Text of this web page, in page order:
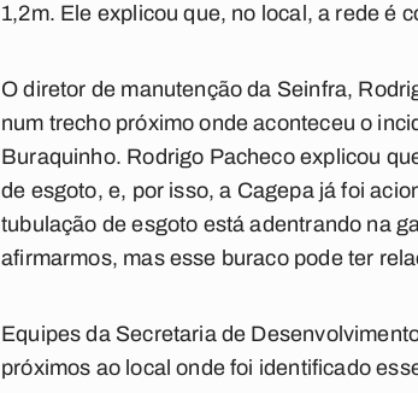
1,2m. Ele explicou que, no local, a rede é
O diretor de manutenção da Seinfra,
num trecho próximo onde aconteceu o
Buraquinho. Rodrigo Pacheco explicou
de esgoto, e, por isso, a Cagepa já foi
tubulação de esgoto está adentrando na
afirmarmos, mas esse buraco pode ter
Equipes da Secretaria de
próximos ao local onde foi identificado